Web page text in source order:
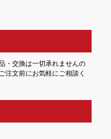
・交換は一切承れませんの
注文前にお気軽にご相談く